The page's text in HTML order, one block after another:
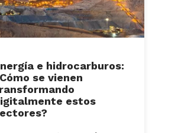
e hidrocarburos:
se vienen
estos